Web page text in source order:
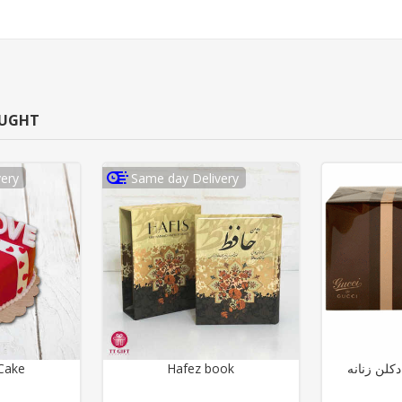
Same day Delivery
Hafez book